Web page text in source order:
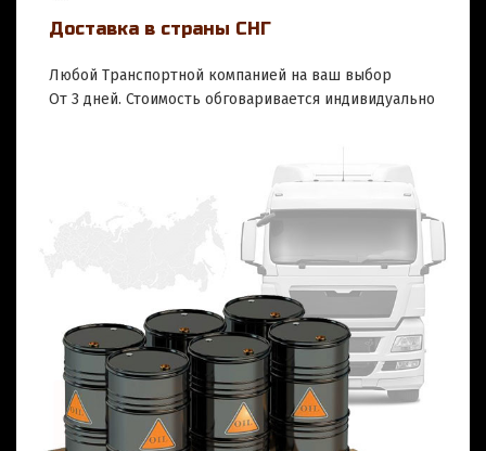
Доставка в страны СНГ
Любой Транспортной компанией на ваш выбор
От 3 дней. Стоимость обговаривается индивидуально